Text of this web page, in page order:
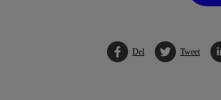
Del Tweet